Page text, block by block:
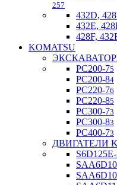
257
432D,
432E,
428F,
KOMATSU
PC200-75
PC200-84
PC220-76
PC220-85
PC300-73
PC300-83
PC400-73
ДВИГАТЕЛИ